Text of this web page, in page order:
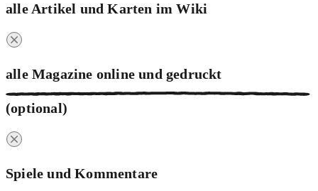
alle Artikel und Karten im Wiki
alle Magazine online und gedruckt
(optional)
Spiele und Kommentare